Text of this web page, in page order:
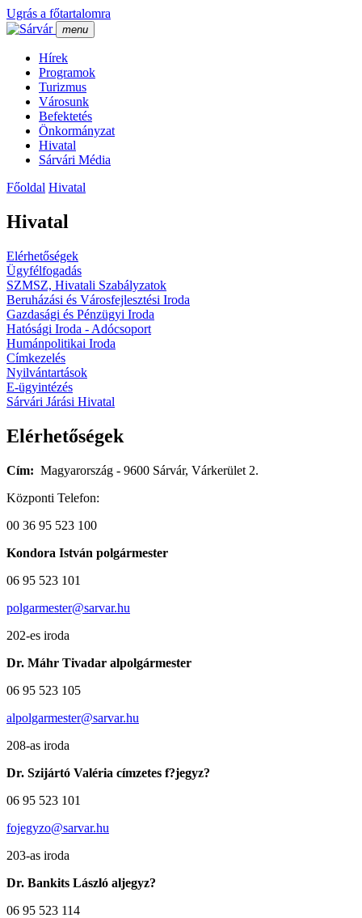
Ugrás a főtartalomra
menu
Hí­rek
Programok
Turizmus
Városunk
Befektetés
Önkormányzat
Hivatal
Sárvári Média
Főoldal Hivatal
Hivatal
Elérhetőségek
Ügyfélfogadás
SZMSZ, Hivatali Szabályzatok
Beruházási és Városfejlesztési Iroda
Gazdasági és Pénzügyi Iroda
Hatósági Iroda - Adócsoport
Humánpolitikai Iroda
Cí­mkezelés
Nyilvántartások
E-ügyintézés
Sárvári Járási Hivatal
Elérhetőségek
Cím: Magyarország - 9600 Sárvár, Várkerület 2.
Központi Telefon:
00 36 95 523 100
Kondora István polgármester
06 95 523 101
polgarmester@sarvar.hu
202-es iroda
Dr. Máhr Tivadar alpolgármester
06 95 523 105
alpolgarmester@sarvar.hu
208-as iroda
Dr. Szijártó Valéria címzetes f?jegyz?
06 95 523 101
fojegyzo@sarvar.hu
203-as iroda
Dr. Bankits László aljegyz?
06 95 523 114